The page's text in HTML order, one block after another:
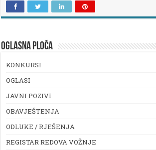
OGLASNA PLOČA
KONKURSI
OGLASI
JAVNI POZIVI
OBAVJEŠTENJA
ODLUKE / RJEŠENJA
REGISTAR REDOVA VOŽNJE